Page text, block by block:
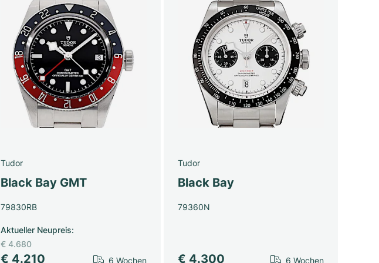
Tudor
Black Bay GMT
79830RB
€ 4.210
Aktueller Neupreis:
€ 4.680
6 Wochen
Tudor
Black Bay
79360N
€ 4.300 6 Wochen